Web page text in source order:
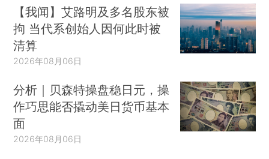
【我闻】艾路明及多名股东被
拘 当代系创始人因何此时被
清算
2026年08月06日
分析｜贝森特操盘稳日元，操
作巧思能否撬动美日货币基本
面
2026年08月06日